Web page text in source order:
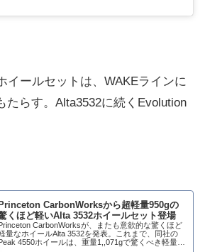
イールセットは、WAKEラインに
たらす。Alta3532に続くEvolution
Princeton CarbonWorksから超軽量950gの
くほど軽いAlta 3532ホイールセット登場
CarbonWorksが、またも意欲的な驚くほど
量なホイールAlta 3532を発表。これまで、同社の
4550ホイールは、重量1,,071gで驚くべき軽量だ